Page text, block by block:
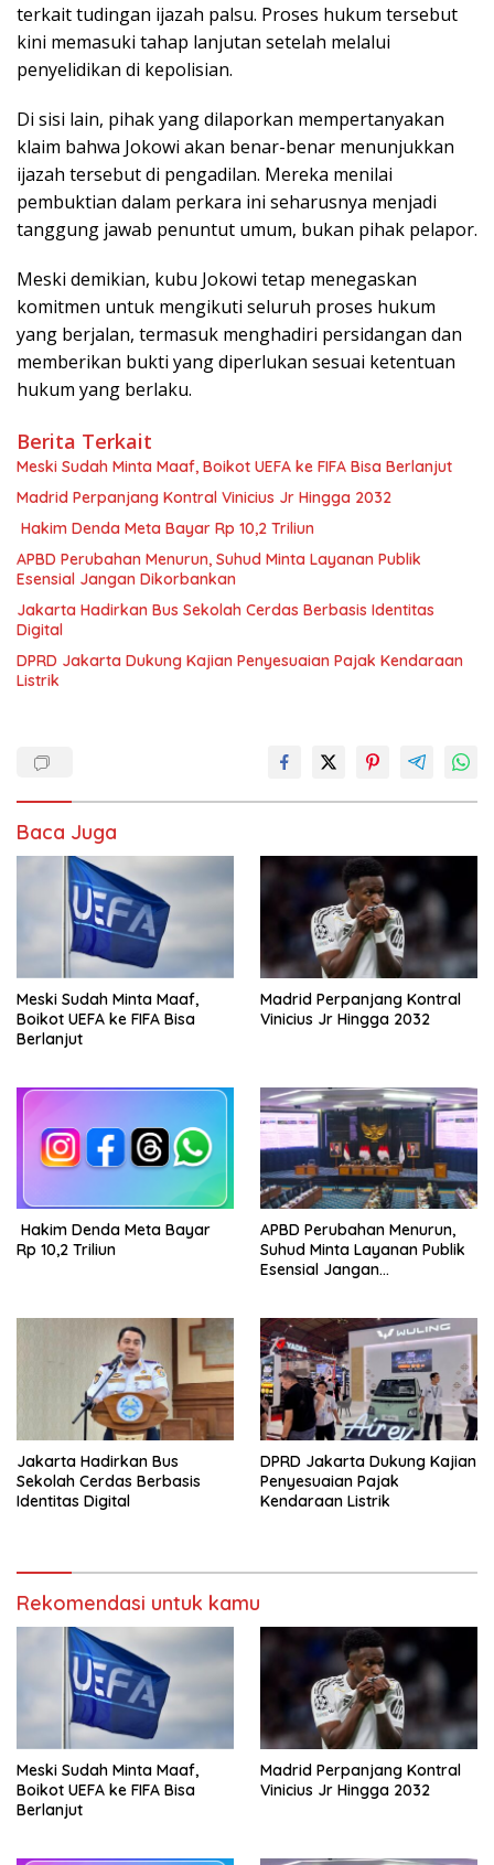
terkait tudingan ijazah palsu. Proses hukum tersebut
kini memasuki tahap lanjutan setelah melalui
penyelidikan di kepolisian.
Di sisi lain, pihak yang dilaporkan mempertanyakan
klaim bahwa Jokowi akan benar-benar menunjukkan
ijazah tersebut di pengadilan. Mereka menilai
pembuktian dalam perkara ini seharusnya menjadi
tanggung jawab penuntut umum, bukan pihak pelapor.
Meski demikian, kubu Jokowi tetap menegaskan
komitmen untuk mengikuti seluruh proses hukum
yang berjalan, termasuk menghadiri persidangan dan
memberikan bukti yang diperlukan sesuai ketentuan
hukum yang berlaku.
Berita Terkait
Meski Sudah Minta Maaf, Boikot UEFA ke FIFA Bisa Berlanjut
Madrid Perpanjang Kontral Vinicius Jr Hingga 2032
Hakim Denda Meta Bayar Rp 10,2 Triliun
APBD Perubahan Menurun, Suhud Minta Layanan Publik
Esensial Jangan Dikorbankan
Jakarta Hadirkan Bus Sekolah Cerdas Berbasis Identitas
Digital
DPRD Jakarta Dukung Kajian Penyesuaian Pajak Kendaraan
Listrik
Baca Juga
Meski Sudah Minta Maaf,
Boikot UEFA ke FIFA Bisa
Berlanjut
Madrid Perpanjang Kontral
Vinicius Jr Hingga 2032
Hakim Denda Meta Bayar
Rp 10,2 Triliun
APBD Perubahan Menurun,
Suhud Minta Layanan Publik
Esensial Jangan
Jakarta Hadirkan Bus
Sekolah Cerdas Berbasis
Identitas Digital
DPRD Jakarta Dukung Kajian
Penyesuaian Pajak
Kendaraan Listrik
Rekomendasi untuk kamu
Meski Sudah Minta Maaf,
Boikot UEFA ke FIFA Bisa
Berlanjut
Madrid Perpanjang Kontral
Vinicius Jr Hingga 2032